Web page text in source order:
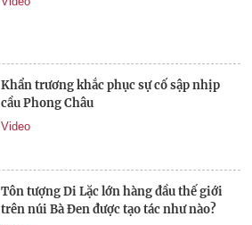
Khẩn trương khắc phục sự cố sập nhịp
cầu Phong Châu
Video
Tôn tượng Di Lặc lớn hàng đầu thế giới
trên núi Bà Đen được tạo tác như nào?